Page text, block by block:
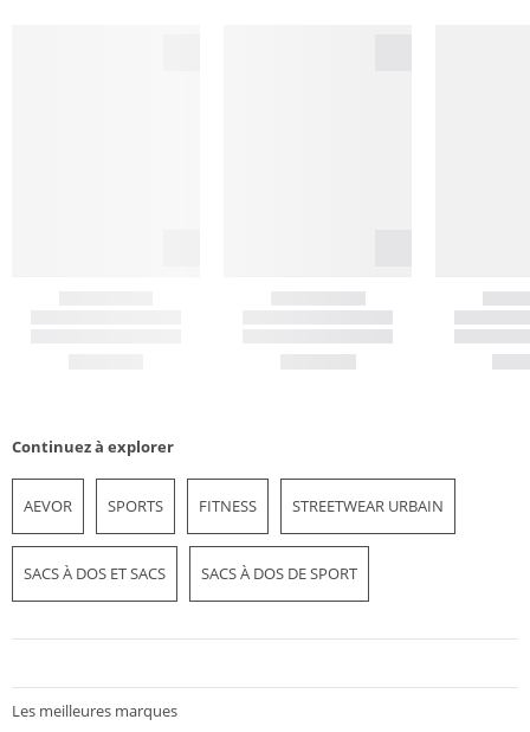
Continuez à explorer
AEVOR SPORTS FITNESS STREETWEAR URBAIN
SACS À DOS ET SACS SACS À DOS DE SPORT
Les meilleures marques